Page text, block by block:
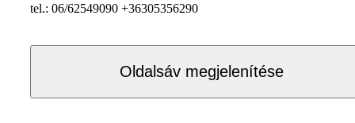
tel.: 06/62549090 +36305356290
Oldalsáv megjelenítése